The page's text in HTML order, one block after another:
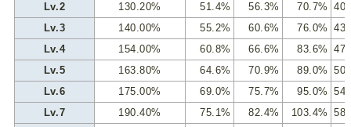
Lv.2
130.20% 51.4% 56.3% 70.7%
Lv.3
140.00% 55.2% 60.6% 76.0%
Lv.4
154.00% 60.8% 66.6% 83.6%
Lv.5
163.80% 64.6% 70.9% 89.0%
Lv.6
175.00% 69.0% 75.7% 95.0%
Lv.7
190.40% 75.1% 82.4% 103.4%